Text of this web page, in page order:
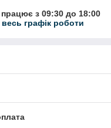
працює з 09:30 до 18:00
весь графік роботи